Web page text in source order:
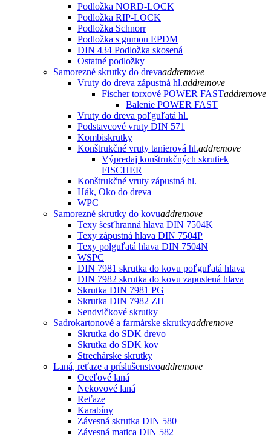
Podložka NORD-LOCK
Podložka RIP-LOCK
Podložka Schnorr
Podložka s gumou EPDM
DIN 434 Podložka skosená
Ostatné podložky
Samorezné skrutky do drevaaddremove
Vruty do dreva zápustná hl.addremove
Fischer torxové POWER FASTaddremove
Balenie POWER FAST
Vruty do dreva poľguľatá hl.
Podstavcové vruty DIN 571
Kombiskrutky
Konštrukčné vruty tanierová hl.addremove
Výpredaj konštrukčných skrutiek
FISCHER
Konštrukčné vruty zápustná hl.
Hák, Oko do dreva
WPC
Samorezné skrutky do kovuaddremove
Texy šesťhranná hlava DIN 7504K
Texy zápustná hlava DIN 7504P
Texy polguľatá hlava DIN 7504N
WSPC
DIN 7981 skrutka do kovu poľguľatá hlava
DIN 7982 skrutka do kovu zapustená hlava
Skrutka DIN 7981 PG
Skrutka DIN 7982 ZH
Sendvičkové skrutky
Sadrokartonové a farmárske skrutkyaddremove
Skrutka do SDK drevo
Skrutka do SDK kov
Strechárske skrutky
Laná, reťaze a príslušenstvoaddremove
Oceľové laná
Nekovové laná
Reťaze
Karabíny
Závesná skrutka DIN 580
Závesná matica DIN 582